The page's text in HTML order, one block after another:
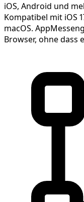
iOS, Android und
Kompatibel mit iOS
macOS.
Browser, ohne dass